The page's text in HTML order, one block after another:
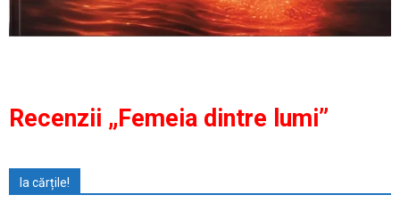
Recenzii „Femeia dintre lumi”
Ia cărțile!